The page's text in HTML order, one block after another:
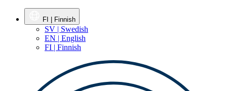
FI | Finnish
SV | Swedish
EN | English
FI | Finnish